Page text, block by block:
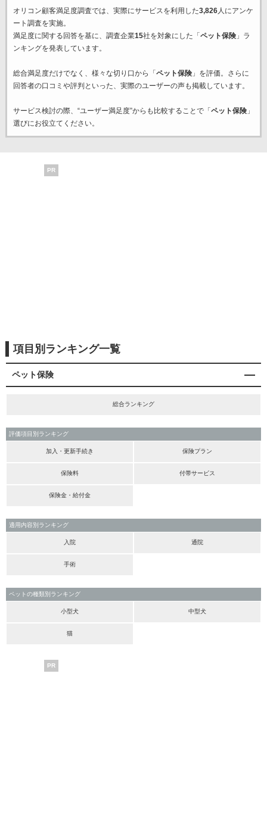
オリコン顧客満足度調査では、実際にサービスを利用した3,826人にアンケ
ート調査を実施。
満足度に関する回答を基に、調査企業15社を対象にした「 ペット保険」ラ
ンキングを発表しています。
総合満足度だけでなく、様々な切り口から「 ペット保険」を評価。さらに
回答者の口コミや評判といった、実際のユーザーの声も掲載しています。
サービス検討の際、“ユーザー満足度”からも比較することで「 ペット保険」
選びにお役立てください。
PR
項目別ランキング一覧
ペット保険
総合ランキング
評価項目別ランキング
加入・更新手続き 保険プラン
保険料 付帯サービス
保険金・給付金
適用内容別ランキング
入院 通院
手術
ペットの種類別ランキング
小型犬 中型犬
猫
PR